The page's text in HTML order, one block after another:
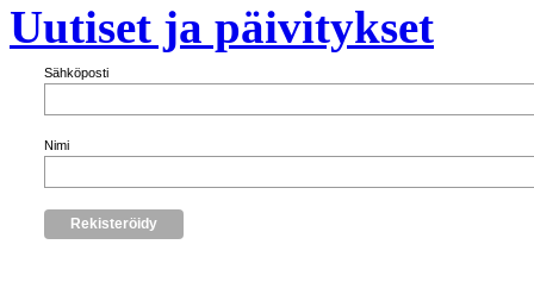
Uutiset ja päivitykset
Sähköposti
Nimi